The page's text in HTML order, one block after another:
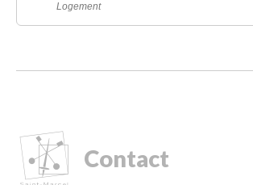
Logement
Contact